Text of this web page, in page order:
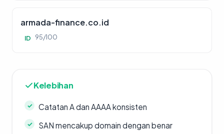
armada-finance.co.id
ID 95/100
Kelebihan
Catatan A dan AAAA konsisten
SAN mencakup domain dengan benar